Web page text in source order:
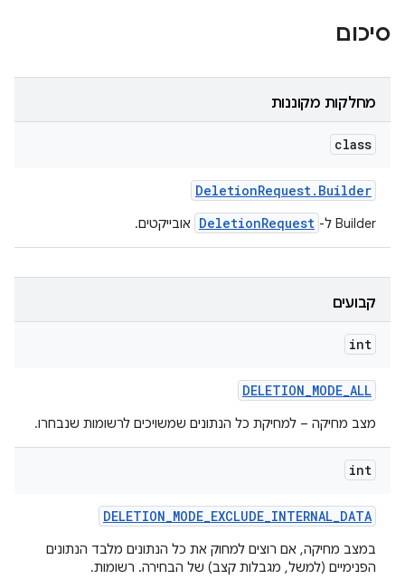
סיכום
מחלקות מקוננות
class
DeletionRequest. Builder
Builder ל- DeletionRequest אובייקטים.
קבועים
int
DELETION_MODE_ALL
מצב מחיקה – למחיקת כל הנתונים שמשויכים לרשומות שנבחרו.
int
DELETION_MODE_EXCLUDE_INTERNAL_DATA
במצב מחיקה, אם רוצים למחוק את כל הנתונים מלבד הנתונים
הפנימיים (למשל, מגבלות קצב) של הבחירה. רשומות.